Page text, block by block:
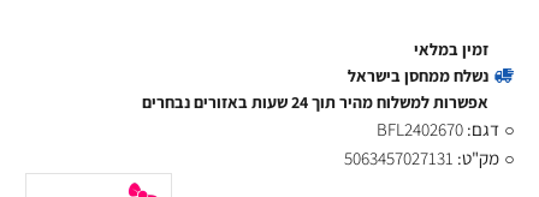
זמין במלאי
נשלח ממחסן בישראל
אפשרות למשלוח מהיר תוך 24 שעות באזורים נבחרים
דגם: BFL2402670
מק"ט: 5063457027131